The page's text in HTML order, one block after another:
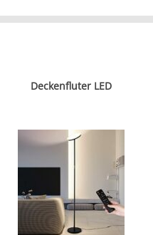
Deckenfluter LED